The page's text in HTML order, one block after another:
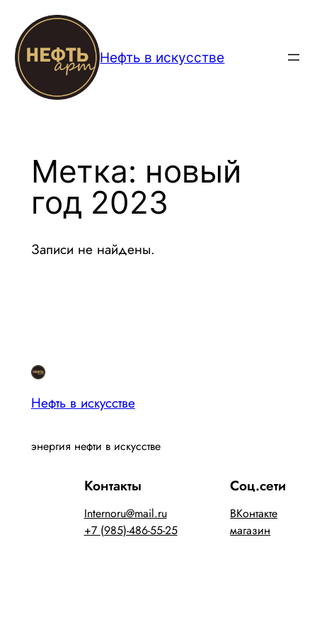
Перейти
содержимому
Нефть в искусстве
Метка: новый
год 2023
Записи не найдены.
Нефть в искусстве
энергия нефти в искусстве
Контакты
Internoru@mail.ru
+7 (985)-486-55-25
Соц.сети
ВКонтакте
магазин